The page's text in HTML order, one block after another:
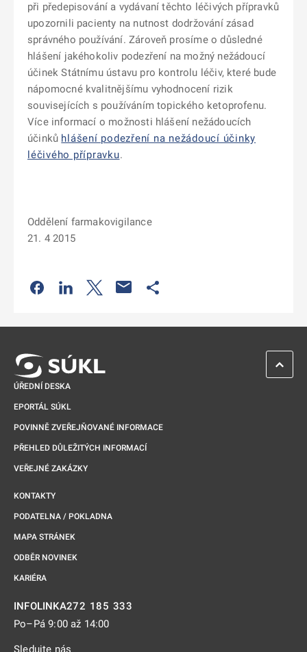
při předepisování a vydávaní těchto léčivých přípravků
upozornili pacienty na nutnost dodržování zásad
správného používání. Zároveň prosíme o důsledné
hlášení jakéhokoliv podezření na možný nežádoucí
účinek Státnímu ústavu pro kontrolu léčiv, které bude
nápomocné kvalitnějšímu vyhodnocení rizik
souvisejících s používáním topického ketoprofenu.
Více informací o možnosti hlášení nežádoucích
účinků hlášení podezření na nežádoucí účinky
léčivého přípravku.
Oddělení farmakovigilance
21. 4 2015
Odkaz se otevře na nové kartě
Odkaz se otevře na nové kartě
Odkaz se otevře na nové kartě
ÚŘEDNÍ DESKA
EPORTÁL SÚKL
POVINNĚ ZVEŘEJŇOVANÉ INFORMACE
PŘEHLED DŮLEŽITÝCH INFORMACÍ
VEŘEJNÉ ZAKÁZKY
KONTAKTY
PODATELNA / POKLADNA
MAPA STRÁNEK
ODBĚR NOVINEK
KARIÉRA
INFOLINKA272 185 333
Po–Pá 9:00 až 14:00
Sledujte nás
ZPĚT